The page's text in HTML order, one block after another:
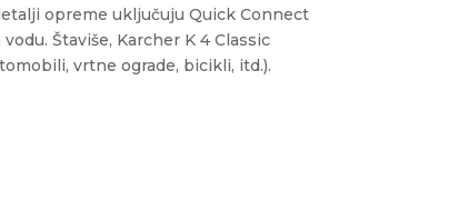
opreme uključujuQuick Connect
Štaviše, Karcher K 4 Classic
vrtne ograde, bicikli, itd.).